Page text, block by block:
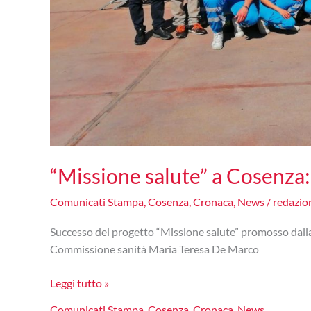
“Missione salute” a
Comunicati Stampa Cosenza Cronaca News /
Successo del progetto “Missione salute” promosso
Commissione sanità Maria Teresa De Marco
“Missione
Leggi tutto »